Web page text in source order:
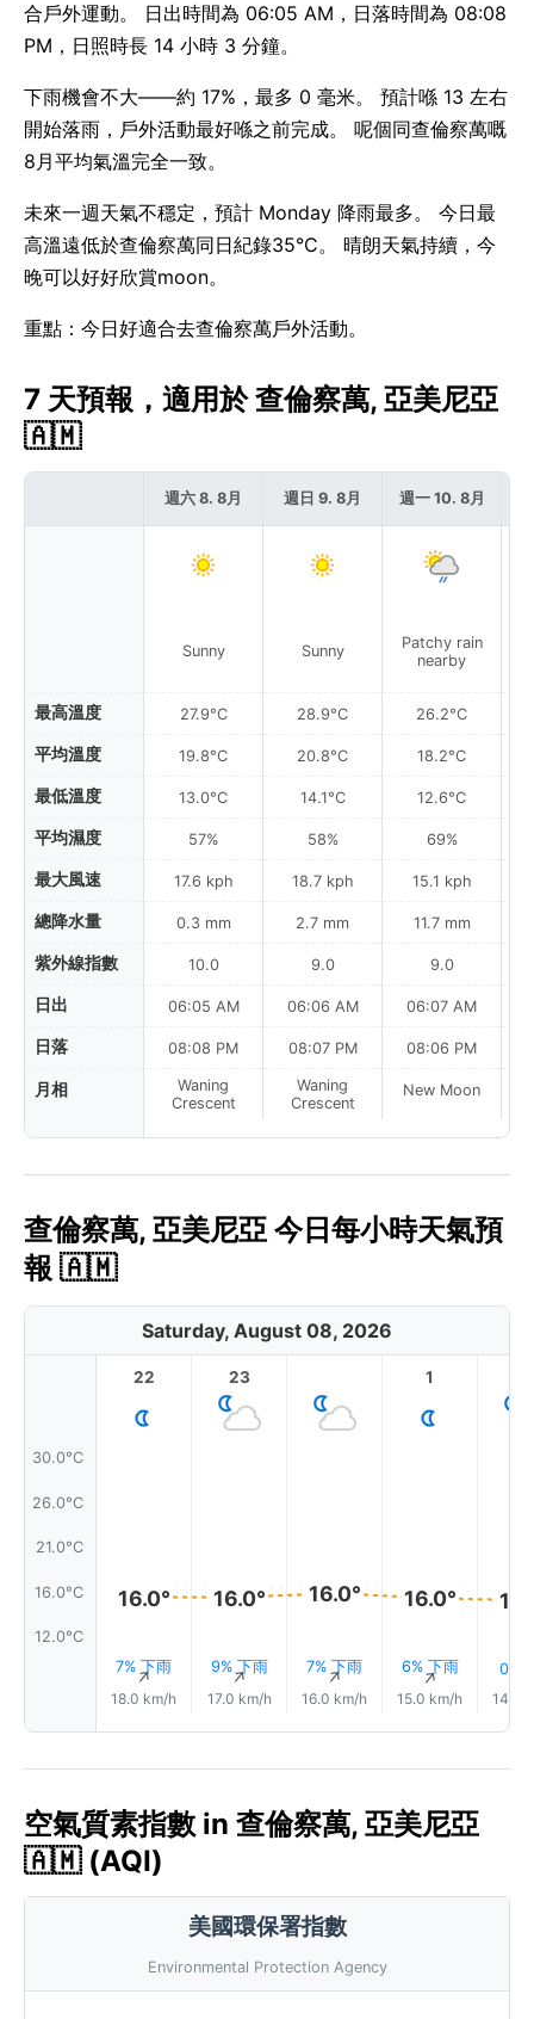
合戶外運動。 日出時間為 06:05 AM，日落時間為 08:08
PM，日照時長 14 小時 3 分鐘。
下雨機會不大——約 17%，最多 0 毫米。 預計喺 13 左右
開始落雨，戶外活動最好喺之前完成。 呢個同查倫察萬嘅
8月平均氣溫完全一致。
未來一週天氣不穩定，預計 Monday 降雨最多。 今日最
高溫遠低於查倫察萬同日紀錄35°C。 晴朗天氣持續，今
晚可以好好欣賞moon。
重點：今日好適合去查倫察萬戶外活動。
7 天預報，適用於 查倫察萬, 亞美尼亞
🇦🇲
最高溫度
平均溫度
最低溫度
平均濕度
最大風速
總降水量
紫外線指數
日出
日落
月相
週六 8. 8月
Sunny
27.9°C
19.8°C
13.0°C
57%
17.6 kph
0.3 mm
10.0
06:05 AM
08:08 PM
Waning
Crescent
週日 9. 8月
Sunny
28.9°C
20.8°C
14.1°C
58%
18.7 kph
2.7 mm
9.0
06:06 AM
08:07 PM
Waning
Crescent
週一 10. 8月
Patchy rain
nearby
26.2°C
18.2°C
12.6°C
69%
15.1 kph
11.7 mm
9.0
06:07 AM
08:06 PM
New Moon
查倫察萬, 亞美尼亞 今日每小時天氣預
報 🇦🇲
Saturday, August 08, 2026
30.0°C
26.0°C
21.0°C
16.0°C
12.0°C
22
16.0°
7% 下雨
↑
18.0 km/h
23
16.0°
9% 下雨
↑
17.0 km/h
16.0°
7% 下雨
↑
16.0 km/h
1
16.0°
6% 下雨
↑
15.0 km/h
0.1
14.0
空氣質素指數 in 查倫察萬, 亞美尼亞
🇦🇲 (AQI)
美國環保署指數
Environmental Protection Agency